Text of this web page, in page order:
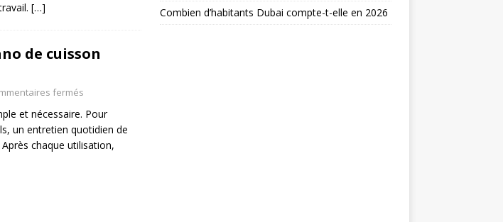
[…]
de cuisson
fermés
et nécessaire. Pour
un entretien quotidien de
chaque utilisation,
Combien d’habitants Dubai compte-t-elle en 2026